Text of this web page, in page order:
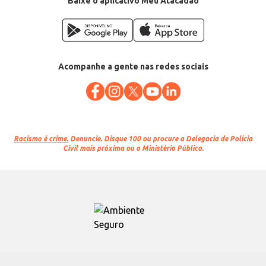
Acompanhe a gente nas redes sociais
Racismo é crime. Denuncie. Disque 100 ou procure a Delegacia de Polícia
Civil mais próxima ou o Ministério Público.